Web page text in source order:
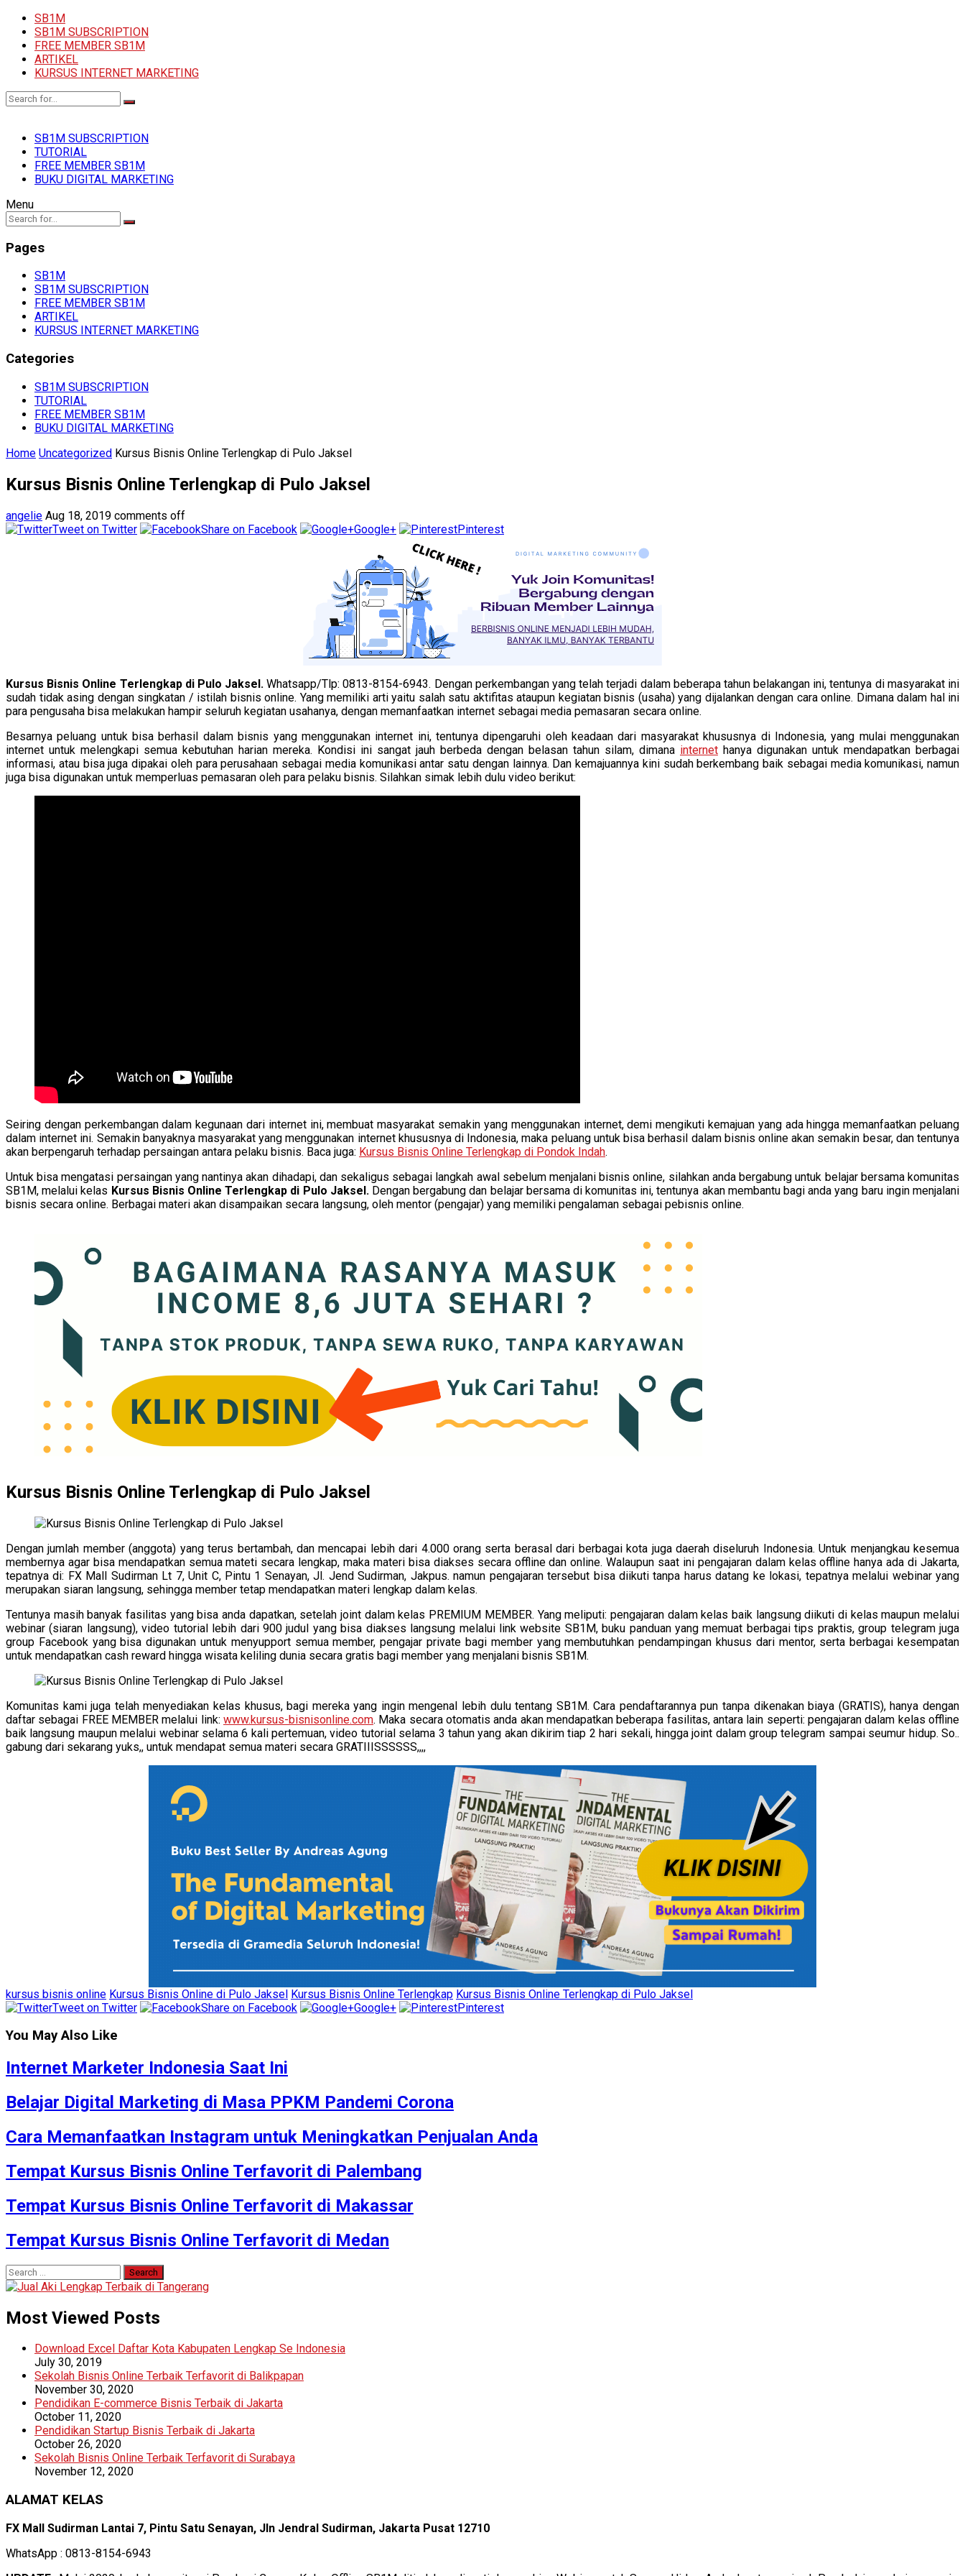
SB1M
SB1M SUBSCRIPTION
FREE MEMBER SB1M
ARTIKEL
KURSUS INTERNET MARKETING
SB1M SUBSCRIPTION
TUTORIAL
FREE MEMBER SB1M
BUKU DIGITAL MARKETING
Menu
Pages
SB1M
SB1M SUBSCRIPTION
FREE MEMBER SB1M
ARTIKEL
KURSUS INTERNET MARKETING
Categories
SB1M SUBSCRIPTION
TUTORIAL
FREE MEMBER SB1M
BUKU DIGITAL MARKETING
Home Uncategorized Kursus Bisnis Online Terlengkap di Pulo Jaksel
Kursus Bisnis Online Terlengkap di Pulo Jaksel
angelie Aug 18, 2019 comments off
Tweet on Twitter
Share on Facebook Google+ Pinterest
Kursus Bisnis Online Terlengkap di Pulo Jaksel.Whatsapp/Tlp: 0813-8154-6943. Dengan perkembangan yang telah terjadi dalam beberapa tahun belakangan ini, tentunya di masyarakat ini
sudah tidak asing dengan singkatan / istilah bisnis online. Yang memiliki arti yaitu salah satu aktifitas ataupun kegiatan bisnis (usaha) yang dijalankan dengan cara online. Dimana dalam hal ini
para pengusaha bisa melakukan hampir seluruh kegiatan usahanya, dengan memanfaatkan internet sebagai media pemasaran secara online.
Besarnya peluang untuk bisa berhasil dalam bisnis yang menggunakan internet ini, tentunya dipengaruhi oleh keadaan dari masyarakat khususnya di Indonesia, yang mulai menggunakan
internet untuk melengkapi semua kebutuhan harian mereka. Kondisi ini sangat jauh berbeda dengan belasan tahun silam, dimana internet hanya digunakan untuk mendapatkan berbagai
informasi, atau bisa juga dipakai oleh para perusahaan sebagai media komunikasi antar satu dengan lainnya. Dan kemajuannya kini sudah berkembang baik sebagai media komunikasi, namun
juga bisa digunakan untuk memperluas pemasaran oleh para pelaku bisnis. Silahkan simak lebih dulu video berikut:
Seiring dengan perkembangan dalam kegunaan dari internet ini, membuat masyarakat semakin yang menggunakan internet, demi mengikuti kemajuan yang ada hingga memanfaatkan peluang
dalam internet ini. Semakin banyaknya masyarakat yang menggunakan internet khususnya di Indonesia, maka peluang untuk bisa berhasil dalam bisnis online akan semakin besar, dan tentunya
akan berpengaruh terhadap persaingan antara pelaku bisnis. Baca juga: Kursus Bisnis Online Terlengkap di Pondok Indah.
Untuk bisa mengatasi persaingan yang nantinya akan dihadapi, dan sekaligus sebagai langkah awal sebelum menjalani bisnis online, silahkan anda bergabung untuk belajar bersama komunitas
SB1M, melalui kelas Kursus Bisnis Online Terlengkap di Pulo Jaksel. Dengan bergabung dan belajar bersama di komunitas ini, tentunya akan membantu bagi anda yang baru ingin menjalani
bisnis secara online. Berbagai materi akan disampaikan secara langsung, oleh mentor (pengajar) yang memiliki pengalaman sebagai pebisnis online.
Kursus Bisnis Online Terlengkap di Pulo Jaksel
Dengan jumlah member (anggota) yang terus bertambah, dan mencapai lebih dari 4.000 orang serta berasal dari berbagai kota juga daerah diseluruh Indonesia. Untuk menjangkau kesemua
membernya agar bisa mendapatkan semua mateti secara lengkap, maka materi bisa diakses secara offline dan online. Walaupun saat ini pengajaran dalam kelas offline hanya ada di Jakarta,
tepatnya di: FX Mall Sudirman Lt 7, Unit C, Pintu 1 Senayan, Jl. Jend Sudirman, Jakpus. namun pengajaran tersebut bisa diikuti tanpa harus datang ke lokasi, tepatnya melalui webinar yang
merupakan siaran langsung, sehingga member tetap mendapatkan materi lengkap dalam kelas.
Tentunya masih banyak fasilitas yang bisa anda dapatkan, setelah joint dalam kelas PREMIUM MEMBER. Yang meliputi: pengajaran dalam kelas baik langsung diikuti di kelas maupun melalui
webinar (siaran langsung), video tutorial lebih dari 900 judul yang bisa diakses langsung melalui link website SB1M, buku panduan yang memuat berbagai tips praktis, group telegram juga
group Facebook yang bisa digunakan untuk menyupport semua member, pengajar private bagi member yang membutuhkan pendampingan khusus dari mentor, serta berbagai kesempatan
untuk mendapatkan cash reward hingga wisata keliling dunia secara gratis bagi member yang menjalani bisnis SB1M.
Komunitas kami juga telah menyediakan kelas khusus, bagi mereka yang ingin mengenal lebih dulu tentang SB1M. Cara pendaftarannya pun tanpa dikenakan biaya (GRATIS), hanya dengan
daftar sebagai FREE MEMBER melalui link: www.kursus-bisnisonline.com. Maka secara otomatis anda akan mendapatkan beberapa fasilitas, antara lain seperti: pengajaran dalam kelas offline
baik langsung maupun melalui webinar selama 6 kali pertemuan, video tutorial selama 3 tahun yang akan dikirim tiap 2 hari sekali, hingga joint dalam group telegram sampai seumur hidup. So..
gabung dari sekarang yuks,, untuk mendapat semua materi secara GRATIIISSSSSS,,,,
kursus bisnis online Kursus Bisnis Online di Pulo Jaksel Kursus Bisnis Online Terlengkap Kursus Bisnis Online Terlengkap di Pulo Jaksel
Tweet on Twitter
Share on Facebook Google+ Pinterest
You May Also Like
Internet Marketer Indonesia Saat Ini
Belajar Digital Marketing di Masa PPKM Pandemi Corona
Cara Memanfaatkan Instagram untuk Meningkatkan Penjualan Anda
Tempat Kursus Bisnis Online Terfavorit di Palembang
Tempat Kursus Bisnis Online Terfavorit di Makassar
Tempat Kursus Bisnis Online Terfavorit di Medan
Search
for:
Most Viewed Posts
Download Excel Daftar Kota Kabupaten Lengkap Se Indonesia
July 30, 2019
Sekolah Bisnis Online Terbaik Terfavorit di Balikpapan
November 30, 2020
Pendidikan E-commerce Bisnis Terbaik di Jakarta
October 11, 2020
Pendidikan Startup Bisnis Terbaik di Jakarta
October 26, 2020
Sekolah Bisnis Online Terbaik Terfavorit di Surabaya
November 12, 2020
ALAMAT KELAS
FX Mall Sudirman Lantai 7, Pintu Satu Senayan, Jln Jendral Sudirman, Jakarta Pusat 12710
WhatsApp : 0813-8154-6943